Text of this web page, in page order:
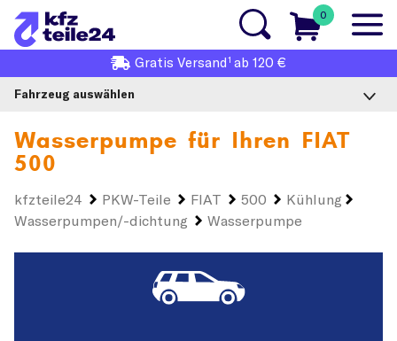
0
Gratis Versand1 ab 120 €
Fahrzeug auswählen
Wasserpumpe für Ihren FIAT
500
kfzteile24 PKW-Teile FIAT 500
Kühlung
Wasserpumpen/-dichtung
Wasserpumpe